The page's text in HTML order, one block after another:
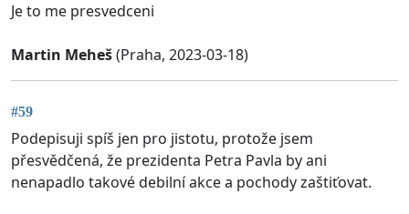
Je to me presvedceni
Martin Meheš(Praha, 2023-03-18)
#59
Podepisuji spíš jen pro jistotu, protože jsem
přesvědčená, že prezidenta Petra Pavla by ani
nenapadlo takové debilní akce a pochody zaštiťovat.